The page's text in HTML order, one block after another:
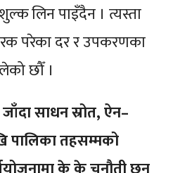
लिन पाइँदैन । त्यस्ता
परेका दर र उपकरणका
छौँ ।
साधन स्रोत, ऐन–
पालिका तहसम्मको